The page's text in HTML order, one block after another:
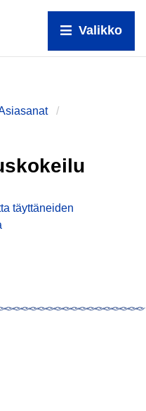
Valikko
täyttäneiden